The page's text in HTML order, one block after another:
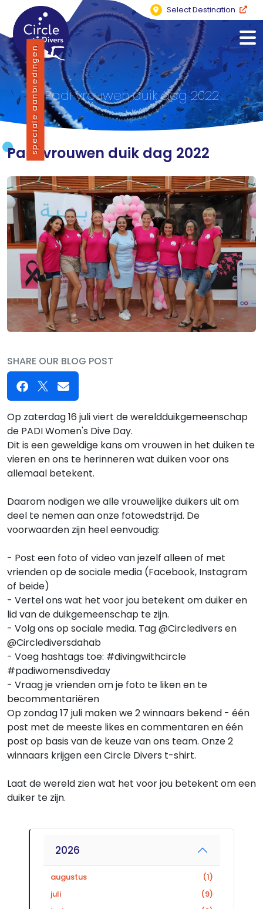
Select Destination
Padi vrouwen duik dag 2022
Padi vrouwen duik dag 2022
SHARE OUR BLOG POST
Op zaterdag 16 juli viert de wereldduikgemeenschap
de PADI Women's Dive Day.
Dit is een geweldige kans om vrouwen in het duiken te
vieren en ons te herinneren wat duiken voor ons
allemaal betekent.
Daarom nodigen we alle vrouwelijke duikers uit om
deel te nemen aan onze fotowedstrijd. De
voorwaarden zijn heel eenvoudig:
- Post een foto of video van jezelf alleen of met
vrienden op de sociale media (Facebook, Instagram
of beide)
- Vertel ons wat het voor jou betekent om duiker en
lid van de duikgemeenschap te zijn.
- Volg ons op sociale media. Tag @Circledivers en
@Circlediversdahab
- Voeg hashtags toe: #divingwithcircle
#padiwomensdiveday
- Vraag je vrienden om je foto te liken en te
becommentariëren
Op zondag 17 juli maken we 2 winnaars bekend - één
post met de meeste likes en commentaren en één
post op basis van de keuze van ons team. Onze 2
winnaars krijgen een Circle Divers t-shirt.
Laat de wereld zien wat het voor jou betekent om een
duiker te zijn.
2026
augustus
(1)
juli
(9)
speciale aanbiedingen